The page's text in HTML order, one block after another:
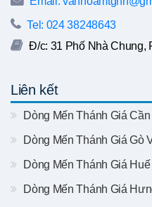
Tel: 024 38248643
Đ/c: 31 Phố Nhà Chung,
Liên kết
Dòng Mến Thánh Giá
Dòng Mến Thánh Giá Gò
Dòng Mến Thánh Giá Huế
Dòng Mến Thánh Giá